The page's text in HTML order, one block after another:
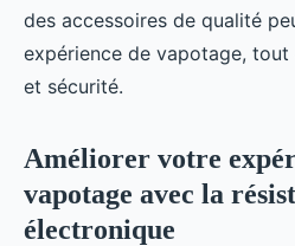
des accessoires de qualité
expérience de vapotage,
et sécurité.
Améliorer votre
vapotage avec la
électronique